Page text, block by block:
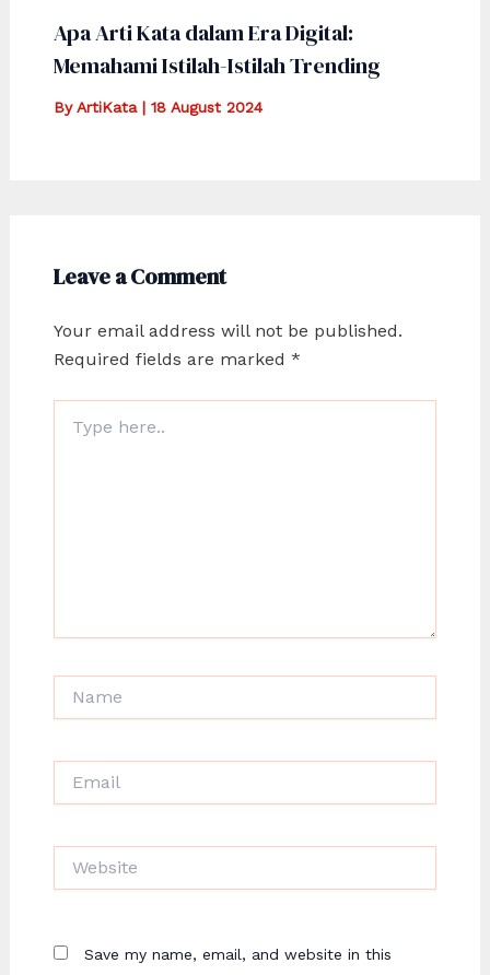
Apa Arti Kata dalam Era Digital:
Memahami Istilah-Istilah Trending
ByArtiKata | 18 August 2024
Leave a Comment
Your email address will not be published.
Required fields are marked *
here..
Save my name, email, and website in this